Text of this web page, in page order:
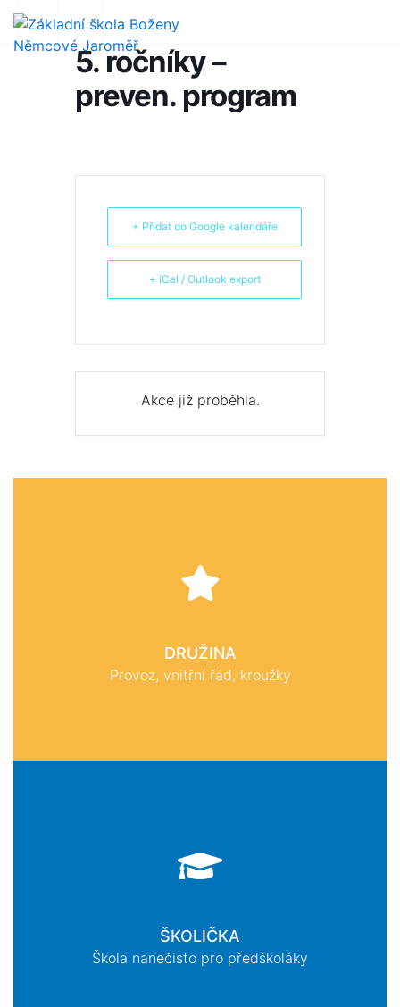
5. ročníky –
preven. program
+ Přidat do Google kalendáře
+ iCal / Outlook export
Akce již proběhla.
DRUŽINA
Provoz, vnitřní řád, kroužky
ŠKOLIČKA
Škola nanečisto pro předškoláky